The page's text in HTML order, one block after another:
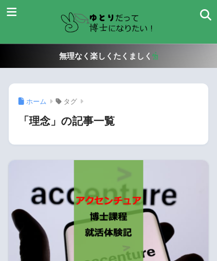
無理なく楽しくたくましく
ホーム タグ
「理念」の記事一覧